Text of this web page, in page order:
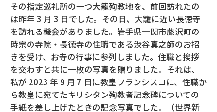
その指定巡礼所の一つ大籠殉教地を、前回訪れたの
は昨年 3 月 3 日でした。その日、大籠に近い長徳寺
を訪れる機会がありました。岩手県一関市藤沢町の
時宗の寺院・長徳寺の住職である渋谷真之師のお招
きを受け、お寺の行事に参列しました。住職と挨拶
を交わすと共に一枚の写真を贈りました。それは、
私が 2023 年 9 月 7 日に教皇フランシスコに、住職か
ら教皇に宛てたキリシタン殉教者記念碑についての
手紙を差し上げたときの記念写真でした。（世界新